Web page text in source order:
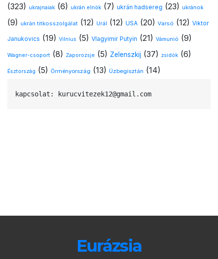
(323) ukrajnaiak (6) ukrán elnök (7) ukrán hadsereg (23) ukránok
(9) ukrán titkosszolgálat (12) Urál (12) USA (20) Varsó (12) Viktor
Janukovics (19) Vilnius (5) Vlagyimir Putyin (21) Vámunió (9)
Wagner-csoport (8) Zaporozsje (5) Zelenszkij (37) zsidók (6)
Észtország (5) Örményország (13) Üzbegisztán (14)
kapcsolat: kurucvitezek12@gmail.com
Eurázsia